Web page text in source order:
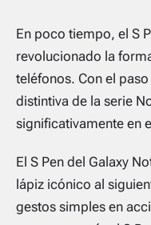
En poco tiempo, el S
revolucionado la
teléfonos. Con el
distintiva de la serie
significativamente en
El S Pen del Galaxy
lápiz icónico al
gestos simples en